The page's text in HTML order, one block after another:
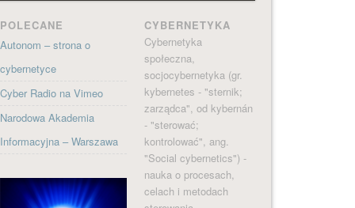
POLECANE
Autonom – strona o
cybernetyce
Cyber Radio na Vimeo
Narodowa Akademia
Informacyjna – Warszawa
CYBERNETYKA
Cybernetyka
społeczna,
socjocybernetyka (gr.
kybernetes - "sternik;
zarządca", od kybernán
- "sterować;
kontrolować", ang.
"Social cybernetics") -
nauka o procesach,
celach i metodach